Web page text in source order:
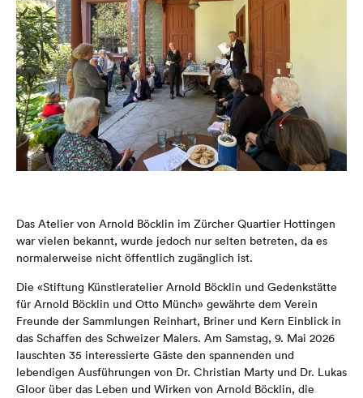
Das Atelier von Arnold Böcklin im Zürcher Quartier Hottingen
war vielen bekannt, wurde jedoch nur selten betreten, da es
normalerweise nicht öffentlich zugänglich ist.
Die «Stiftung Künstleratelier Arnold Böcklin und Gedenkstätte
für Arnold Böcklin und Otto Münch» gewährte dem Verein
Freunde der Sammlungen Reinhart, Briner und Kern Einblick in
das Schaffen des Schweizer Malers. Am Samstag, 9. Mai 2026
lauschten 35 interessierte Gäste den spannenden und
lebendigen Ausführungen von Dr. Christian Marty und Dr. Lukas
Gloor über das Leben und Wirken von Arnold Böcklin, die